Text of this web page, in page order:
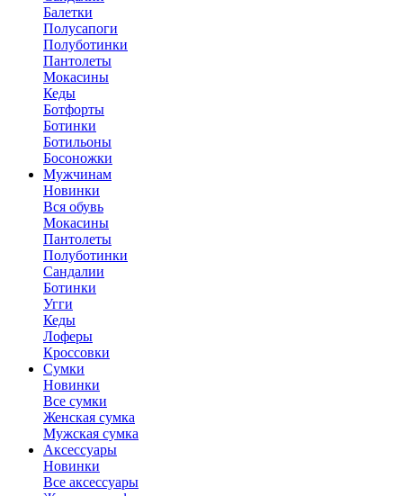
Балетки
Полусапоги
Полуботинки
Пантолеты
Мокасины
Кеды
Ботфорты
Ботинки
Ботильоны
Босоножки
Мужчинам
Новинки
Вся обувь
Мокасины
Пантолеты
Полуботинки
Сандалии
Ботинки
Угги
Кеды
Лоферы
Кроссовки
Сумки
Новинки
Все сумки
Женская сумка
Мужская сумка
Аксессуары
Новинки
Все аксессуары